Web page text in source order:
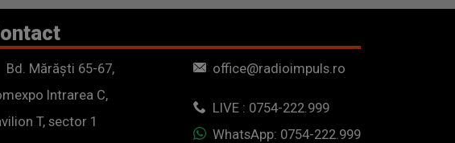
Bd. Mărăști 65-67,
Intrarea C,
T, sector 1
office@radioimpuls.ro
LIVE : 0754-222.999
WhatsApp: 0754-222.999